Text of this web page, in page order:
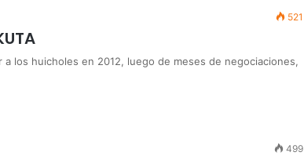
521
los huicholes en 2012, luego de meses de negociaciones,
499